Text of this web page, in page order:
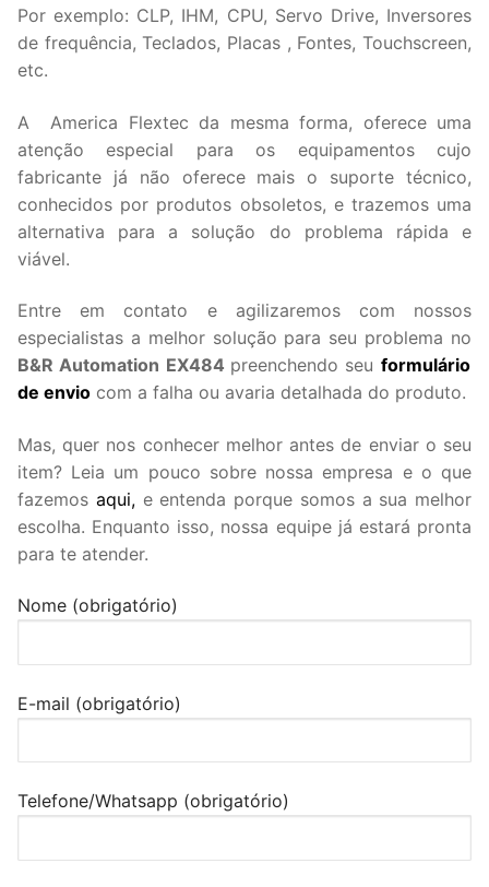
Por exemplo: CLP, IHM, CPU, Servo Drive, Inversores
de frequência, Teclados, Placas , Fontes, Touchscreen,
etc.
A America Flextec da mesma forma, oferece uma
atenção especial para os equipamentos cujo
fabricante já não oferece mais o suporte técnico,
conhecidos por produtos obsoletos, e trazemos uma
alternativa para a solução do problema rápida e
viável.
Entre em contato e agilizaremos com nossos
especialistas a melhor solução para seu problema no
B&R Automation EX484 preenchendo seu formulário
de envio com a falha ou avaria detalhada do produto.
Mas, quer nos conhecer melhor antes de enviar o seu
item? Leia um pouco sobre nossa empresa e o que
fazemos aqui,e entenda porque somos a sua melhor
escolha. Enquanto isso, nossa equipe já estará pronta
para te atender.
Nome (obrigatório)
E-mail (obrigatório)
Telefone/Whatsapp (obrigatório)